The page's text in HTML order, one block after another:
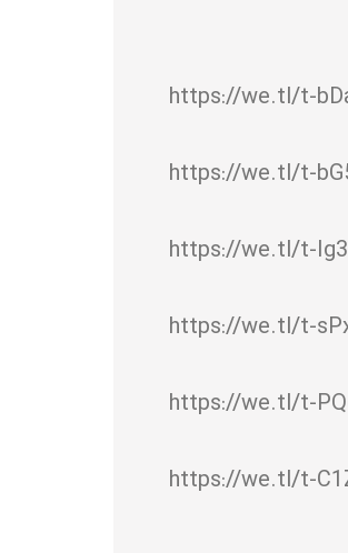
https://we.tl/t-
https://we.tl/t-
https://we.tl/t-
https://we.tl/t-
https://we.tl/t-
https://we.tl/t-